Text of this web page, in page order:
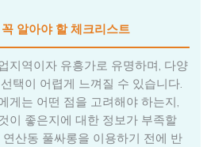
알아야 할 체크리스트
지역이자 유흥가로 유명하며, 다양
택이 어렵게 느껴질 수 있습니다.
게는 어떤 점을 고려해야 하는지,
이 좋은지에 대한 정보가 부족할
산동 풀싸롱을 이용하기 전에 반